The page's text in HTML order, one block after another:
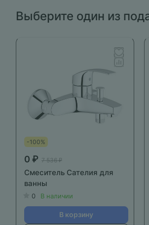
Выберите один из
-100%
0 ₽ 7 536 ₽
Смеситель Cателия для
ванны
0 В наличии
В корзину